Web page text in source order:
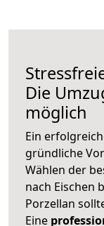
Die
möglich
Ein
gründliche
Wählen der
nach Eischen
Porzellan
Eine